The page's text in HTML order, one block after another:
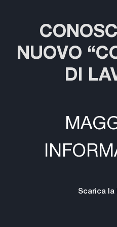
NUOVO
DI
Scarica la